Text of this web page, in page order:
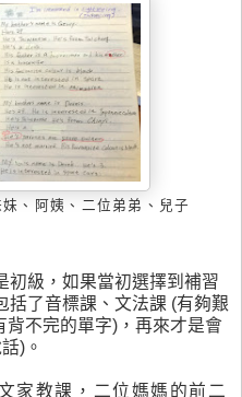
、阿姨、二位弟弟、兒子
初級，如果當初選擇到補習
括了音標課、文法課 (有夠艱
背不完的單字)，再來才是會
) 。
家教課，二位媽媽的前二